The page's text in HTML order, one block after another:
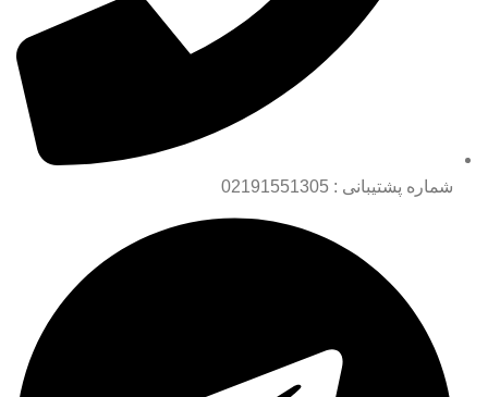
شماره پشتیبانی : 02191551305